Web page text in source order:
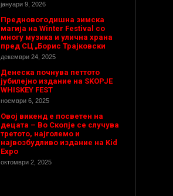
јануари 9, 2026
Предновогодишнa зимска
магија на Winter Festival со
многу музика и улична храна
пред СЦ „Борис Трајковски
декември 24, 2025
Денеска почнува петтото
јубилејно издание на SKOPJE
WHISKEY FEST
ноември 6, 2025
Овој викенд е посветен на
децата – Во Скопје се случува
третото, најголемо и
највозбудливо издание на Kid
Expo
октомври 2, 2025